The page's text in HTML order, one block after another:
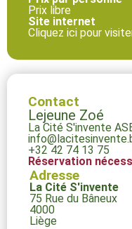
Prix libre
Site internet
Cliquez ici pour
Contact
Lejeune Zoé
La Cité S'invente
+32 42 74 13 75
Réservation
Adresse
La Cité S'invente
75 Rue du Bâneux
4000
Liège